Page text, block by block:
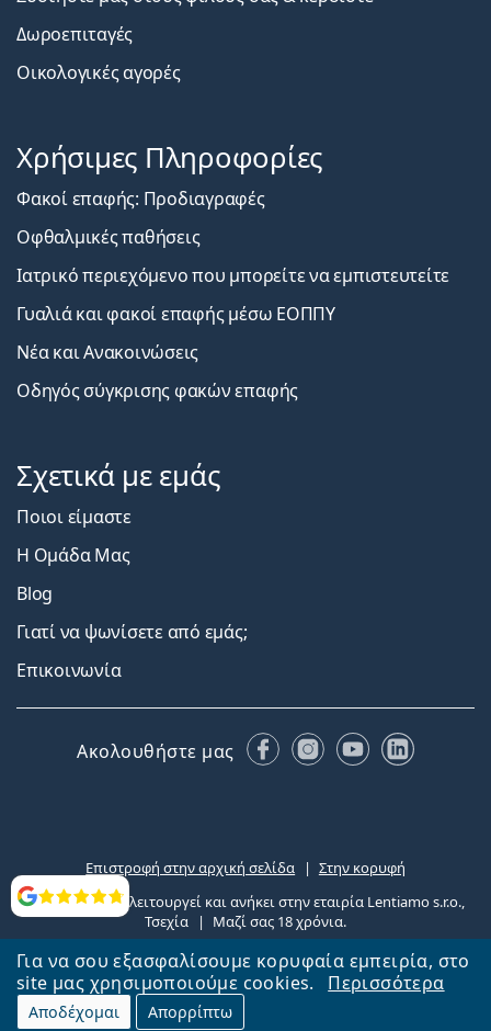
Για να σου εξασφαλίσουμε κορυφαία εμπειρία, στο
site μας χρησιμοποιούμε cookies.
Περισσότερα
Αποδέχομαι Απορρίπτω
Αξιολογήσεις
Συστήστε μας στους φίλους σας & κερδίστε
Δωροεπιταγές
Οικολογικές αγορές
Χρήσιμες Πληροφορίες
Φακοί επαφής: Προδιαγραφές
Οφθαλμικές παθήσεις
Ιατρικό περιεχόμενο που μπορείτε να εμπιστευτείτε
Γυαλιά και φακοί επαφής μέσω ΕΟΠΠΥ
Νέα και Ανακοινώσεις
Οδηγός σύγκρισης φακών επαφής
Σχετικά με εμάς
Ποιοι είμαστε
Η Ομάδα Μας
Blog
Γιατί να ψωνίσετε από εμάς;
Επικοινωνία
Ακολουθήστε μας FacebookInstagram
YouTubeLinkedIn